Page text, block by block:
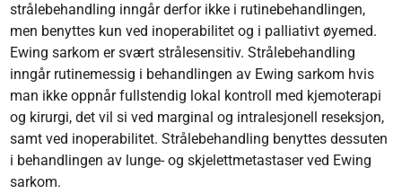
strålebehandling inngår derfor ikke i rutinebehandlingen,
men benyttes kun ved inoperabilitet og i palliativt øyemed.
Ewing sarkom er svært strålesensitiv. Strålebehandling
inngår rutinemessig i behandlingen av Ewing sarkom hvis
man ikke oppnår fullstendig lokal kontroll med kjemoterapi
og kirurgi, det vil si ved marginal og intralesjonell reseksjon,
samt ved inoperabilitet. Strålebehandling benyttes dessuten
i behandlingen av lunge- og skjelettmetastaser ved Ewing
sarkom.